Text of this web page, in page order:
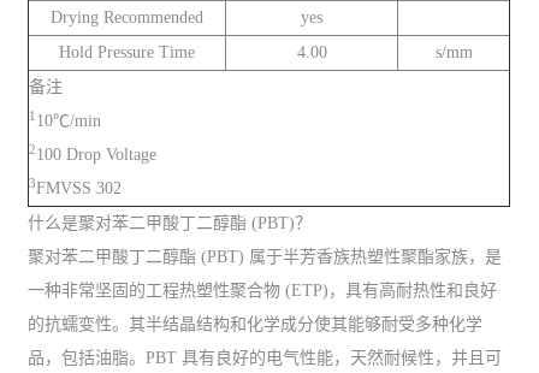
Drying Recommended
yes
Hold Pressure Time
4.00
s/mm
备注
1 10℃/min
2100 Drop Voltage
3FMVSS 302
什么是聚对苯二甲酸丁二醇酯 (PBT)？
聚对苯二甲酸丁二醇酯 (PBT) 属于半芳香族热塑性聚酯家族，是
一种非常坚固的工程热塑性聚合物 (ETP)，具有高耐热性和良好
的抗蠕变性。其半结晶结构和化学成分使其能够耐受多种化学
品，包括油脂。PBT 具有良好的电气性能，天然耐候性，并且可